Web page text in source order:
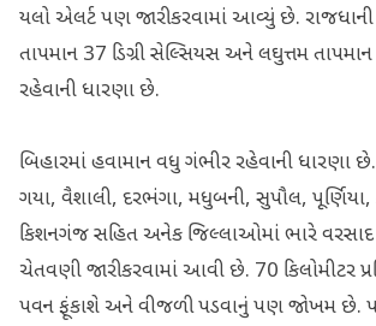
યલો એલર્ટ પણ જારી કરવામાં આવ્યું છે.
તાપમાન 37 ડિગ્રી સેલ્સિયસ અને લઘુત્તમ
રહેવાની ધારણા છે.
બિહારમાં હવામાન વધુ ગંભીર રહેવાની ધારણા
ગયા, વૈશાલી, દરભંગા, મધુબની, સુપૌલ,
કિશનગંજ સહિત અનેક જિલ્લાઓમાં ભારે વરસાદ
ચેતવણી જારી કરવામાં આવી છે. 70 કિલોમીટર
પવન ફૂંકાશે અને વીજળી પડવાનું પણ જોખમ છે.